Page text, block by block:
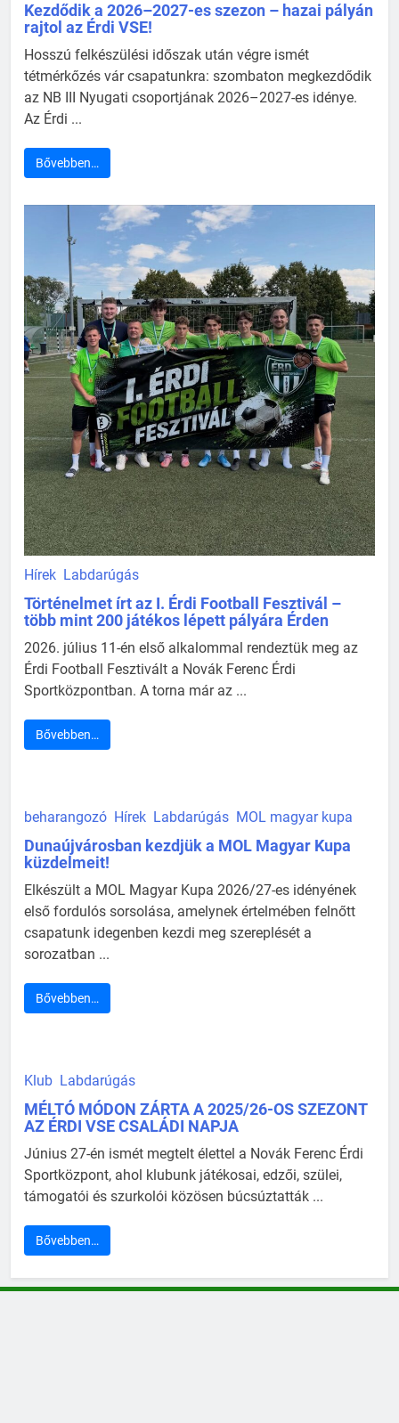
Kezdődik a 2026–2027-es szezon – hazai pályán
rajtol az Érdi VSE!
Hosszú felkészülési időszak után végre ismét
tétmérkőzés vár csapatunkra: szombaton megkezdődik
az NB III Nyugati csoportjának 2026–2027-es idénye.
Az Érdi ...
Bővebben…
Hírek Labdarúgás
Történelmet írt az I. Érdi Football Fesztivál –
több mint 200 játékos lépett pályára Érden
2026. július 11-én első alkalommal rendeztük meg az
Érdi Football Fesztivált a Novák Ferenc Érdi
Sportközpontban. A torna már az ...
Bővebben…
beharangozó Hírek Labdarúgás MOL magyar kupa
Dunaújvárosban kezdjük a MOL Magyar Kupa
küzdelmeit!
Elkészült a MOL Magyar Kupa 2026/27-es idényének
első fordulós sorsolása, amelynek értelmében felnőtt
csapatunk idegenben kezdi meg szereplését a
sorozatban ...
Bővebben…
Klub Labdarúgás
MÉLTÓ MÓDON ZÁRTA A 2025/26-OS SZEZONT
AZ ÉRDI VSE CSALÁDI NAPJA
Június 27-én ismét megtelt élettel a Novák Ferenc Érdi
Sportközpont, ahol klubunk játékosai, edzői, szülei,
támogatói és szurkolói közösen búcsúztatták ...
Bővebben…